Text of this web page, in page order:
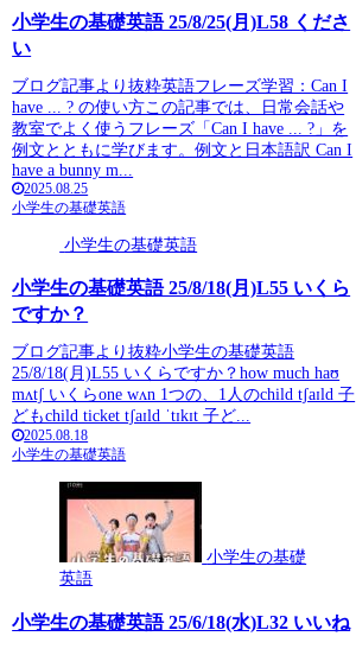
小学生の基礎英語 25/8/25(月)L58 くださ
い
ブログ記事より抜粋英語フレーズ学習：Can I
have ... ? の使い方この記事では、日常会話や
教室でよく使うフレーズ「Can I have ... ?」を
例文とともに学びます。例文と日本語訳 Can I
have a bunny m...
2025.08.25
小学生の基礎英語
小学生の基礎英語
小学生の基礎英語 25/8/18(月)L55 いくら
ですか？
ブログ記事より抜粋小学生の基礎英語
25/8/18(月)L55 いくらですか？how much haʊ
mʌtʃ いくらone wʌn 1つの、1人のchild tʃaɪld 子
どもchild ticket tʃaɪld ˈtɪkɪt 子ど...
2025.08.18
小学生の基礎英語
小学生の基礎
英語
小学生の基礎英語 25/6/18(水)L32 いいね